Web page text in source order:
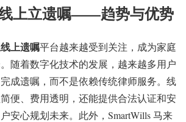
上立遗嘱——趋势与优势
上遗嘱平台越来越受到关注，成为家庭
随着数字化技术的发展，越来越多用户
成遗嘱，而不是依赖传统律师服务。线
便、费用透明，还能提供合法认证和安
安心规划未来。此外，SmartWills 马来